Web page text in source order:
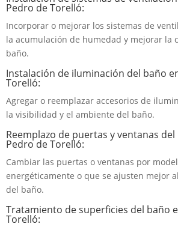
Pedro de Torelló:
Incorporar o mejorar los sistemas de
la acumulación de humedad y mejorar la
baño.
Instalación de iluminación del baño
Torelló:
Agregar o reemplazar accesorios de
la visibilidad y el ambiente del baño.
Reemplazo de puertas y ventanas del
Pedro de Torelló:
Cambiar las puertas o ventanas por
energéticamente o que se ajusten mejor
del baño.
Tratamiento de superficies del baño
Torelló: